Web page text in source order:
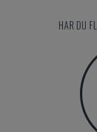
HAR DU